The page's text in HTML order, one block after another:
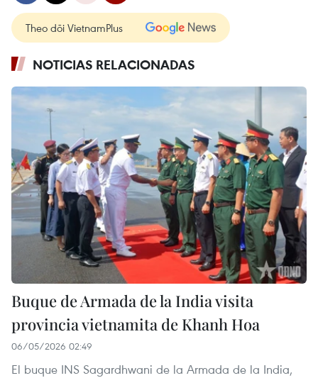
Theo dõi VietnamPlus
NOTICIAS RELACIONADAS
Buque de Armada de la India visita
provincia vietnamita de Khanh Hoa
06/05/2026 02:49
El buque INS Sagardhwani de la Armada de la India,